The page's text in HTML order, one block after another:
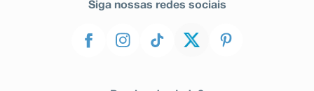
Siga nossas redes sociais